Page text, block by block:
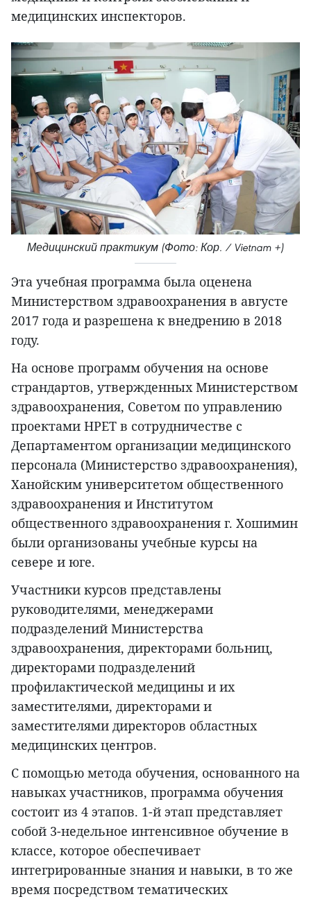
медицинских инспекторов.
Медицинский практикум (Фото: Кор. / Vietnam +)
Эта учебная программа была оценена
Министерством здравоохранения в августе
2017 года и разрешена к внедрению в 2018
году.
На основе программ обучения на основе
страндартов, утвержденных Министерством
здравоохранения, Советом по управлению
проектами HPET в сотрудничестве с
Департаментом организации медицинского
персонала (Министерство здравоохранения),
Ханойским университетом общественного
здравоохранения и Институтом
общественного здравоохранения г. Хошимин
были организованы учебные курсы на
севере и юге.
Участники курсов представлены
руководителями, менеджерами
подразделений Министерства
здравоохранения, директорами больниц,
директорами подразделений
профилактической медицины и их
заместителями, директорами и
заместителями директоров областных
медицинских центров.
С помощью метода обучения, основанного на
навыках участников, программа обучения
состоит из 4 этапов. 1-й этап представляет
собой 3-недельное интенсивное обучение в
классе, которое обеспечивает
интегрированные знания и навыки, в то же
время посредством тематических